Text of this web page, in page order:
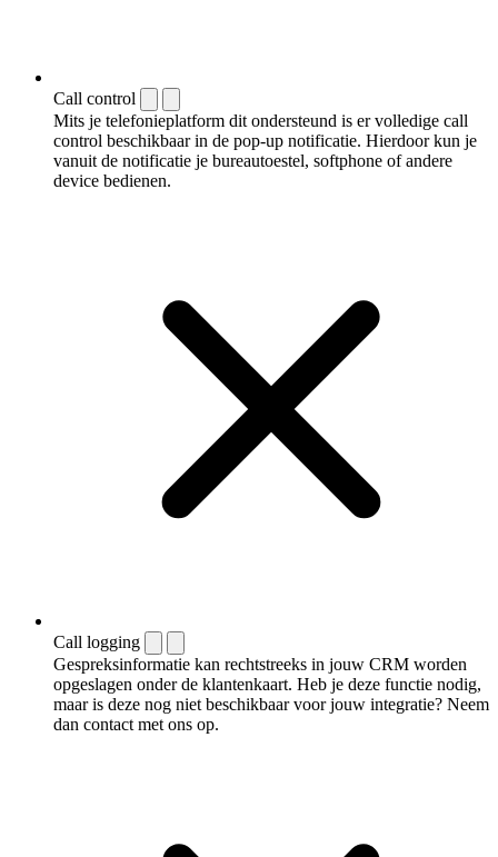
Call control
Mits je telefonieplatform dit ondersteund is er volledige call
control beschikbaar in de pop-up notificatie. Hierdoor kun je
vanuit de notificatie je bureautoestel, softphone of andere
device bedienen.
Call logging
Gespreksinformatie kan rechtstreeks in jouw CRM worden
opgeslagen onder de klantenkaart. Heb je deze functie nodig,
maar is deze nog niet beschikbaar voor jouw integratie? Neem
dan contact met ons op.